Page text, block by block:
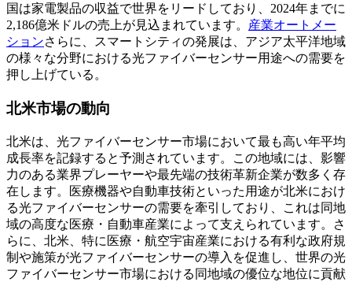
国は家電製品の収益で世界をリードしており、2024年までに
2,186億米ドルの売上が見込まれています。 産業オートメー
ションさらに、スマートシティの発展は、アジア太平洋地域
の様々な分野における光ファイバーセンサー用途への需要を
押し上げている。
北米市場の動向
北米は、光ファイバーセンサー市場において最も高い年平均
成長率を記録すると予測されています。この地域には、影響
力のある業界プレーヤーや最先端の​​技術革新企業が数多く存
在します。医療機器や自動車技術といった用途が北米におけ
る光ファイバーセンサーの需要を牽引しており、これは同地
域の高度な医療・自動車産業によって支えられています。さ
らに、北米、特に医療・航空宇宙産業における有利な政府規
制や施策が光ファイバーセンサーの導入を促進し、世界の光
ファイバーセンサー市場における同地域の優位な地位に貢献